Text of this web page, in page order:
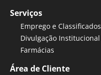
Serviços
Emprego e Classificados
Divulgação Institucional
Farmácias
Área de Cliente